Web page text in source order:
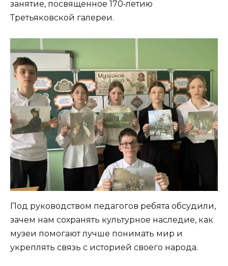
занятие, посвященное 170‑летию
Третьяковской галереи.
Под руководством педагогов ребята обсудили,
зачем нам сохранять культурное наследие, как
музеи помогают лучше понимать мир и
укреплять связь с историей своего народа.